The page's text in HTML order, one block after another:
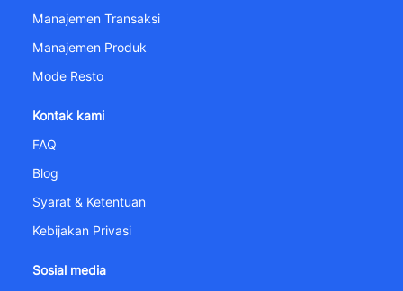
Manajemen Transaksi
Manajemen Produk
Mode Resto
Kontak kami
FAQ
Blog
Syarat & Ketentuan
Kebijakan Privasi
Sosial media